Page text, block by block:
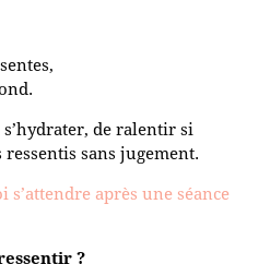
de ralentir si
ressentis sans jugement.
après une séance
?